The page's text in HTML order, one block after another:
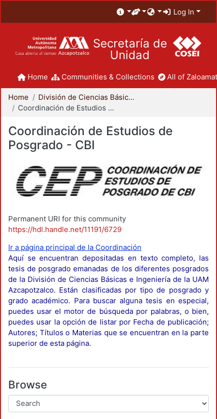
Log In
Secretaría de
Unidad
Home Communities & Collections All of
Home
División de Ciencias Básicas e Ingeniería
Coordinación de Estudios de Posgrado - CBI
Coordinación de Estudios de
Posgrado - CBI
Permanent URI for this community
https://hdl.handle.net/11191/6729
Ir a página principal de la Coordinación
Aquí se encuentran depositadas en texto completo, las
tesis de posgrado emanadas de los diferentes posgrados
de la División de Ciencias Básicas e Ingeniería de la UAM
Azcapotzalco. Están clasificadas por tipo de posgrado y
grado académico. Para buscar alguna tesis en especial,
puedes usar el motor de búsqueda por palabras, o bien,
puedes usar la opción de listar por Fecha de publicación;
Autores; Títulos o Materias que se encuentran en la parte
superior de esta página.
Browse